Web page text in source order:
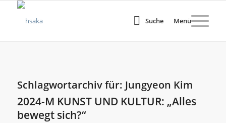
Suche Menü
Schlagwortarchiv für: Jungyeon Kim
2024-M KUNST UND KULTUR: „Alles
bewegt sich?“